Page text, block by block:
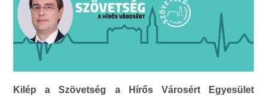
Kilép a Szövetség a Hírős Városért Egyesület